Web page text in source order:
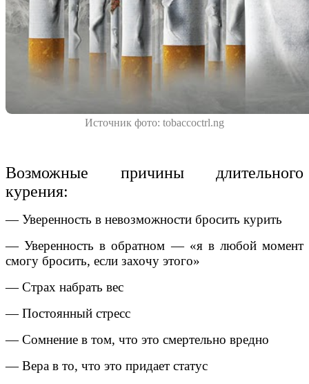
Источник фото: tobaccoctrl.ng
Возможные причины длительного
курения:
— Уверенность в невозможности бросить курить
— Уверенность в обратном — «я в любой момент
смогу бросить, если захочу этого»
— Страх набрать вес
— Постоянный стресс
— Сомнение в том, что это смертельно вредно
— Вера в то, что это придает статус